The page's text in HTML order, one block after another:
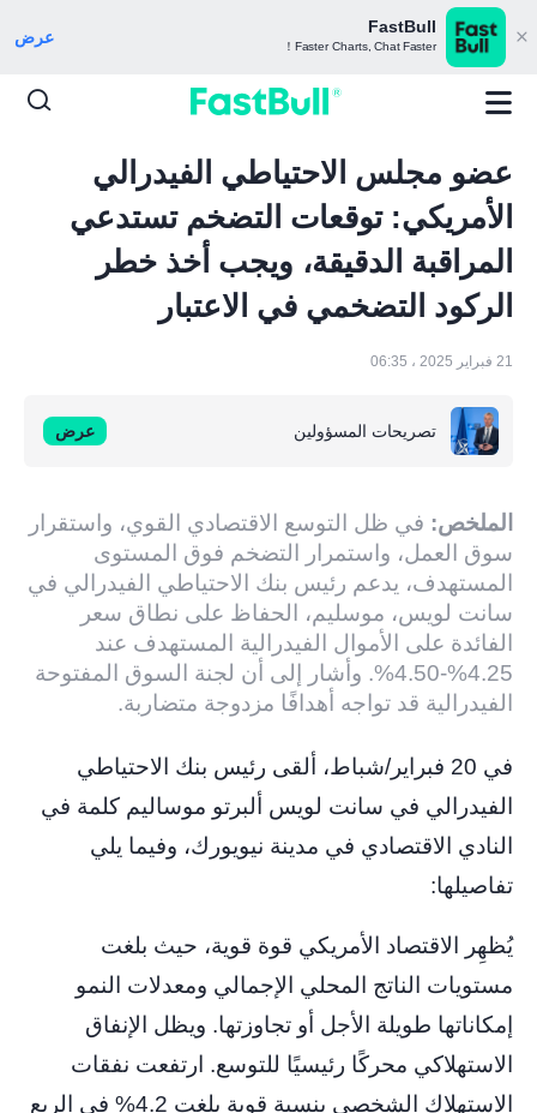
FastBull
Faster Charts, Chat Faster！ عرض
عضو مجلس الاحتياطي الفيدرالي
الأمريكي: توقعات التضخم تستدعي
المراقبة الدقيقة، ويجب أخذ خطر
الركود التضخمي في الاعتبار
21 فبراير 2025 ، 06:35
تصريحات المسؤولين عرض
الملخص: في ظل التوسع الاقتصادي القوي، واستقرار
سوق العمل، واستمرار التضخم فوق المستوى
المستهدف، يدعم رئيس بنك الاحتياطي الفيدرالي في
سانت لويس، موسليم، الحفاظ على نطاق سعر
الفائدة على الأموال الفيدرالية المستهدف عند
4.25%-4.50%. وأشار إلى أن لجنة السوق المفتوحة
الفيدرالية قد تواجه أهدافًا مزدوجة متضاربة.
في 20 فبراير/شباط، ألقى رئيس بنك الاحتياطي
الفيدرالي في سانت لويس ألبرتو موساليم كلمة في
النادي الاقتصادي في مدينة نيويورك، وفيما يلي
تفاصيلها:
يُظهِر الاقتصاد الأمريكي قوة قوية، حيث بلغت
مستويات الناتج المحلي الإجمالي ومعدلات النمو
إمكاناتها طويلة الأجل أو تجاوزتها. ويظل الإنفاق
الاستهلاكي محركًا رئيسيًا للتوسع. ارتفعت نفقات
الاستهلاك الشخصي بنسبة قوية بلغت 4.2% في الربع